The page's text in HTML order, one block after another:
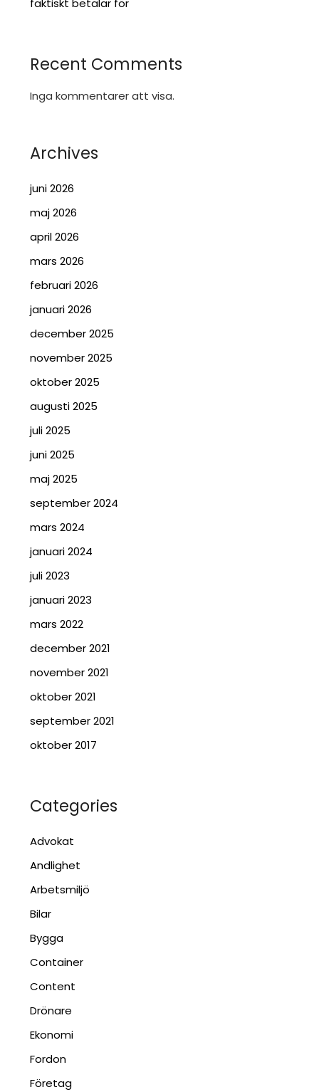
faktiskt betalar för
Recent Comments
Inga kommentarer att visa.
Archives
juni 2026
maj 2026
april 2026
mars 2026
februari 2026
januari 2026
december 2025
november 2025
oktober 2025
augusti 2025
juli 2025
juni 2025
maj 2025
september 2024
mars 2024
januari 2024
juli 2023
januari 2023
mars 2022
december 2021
november 2021
oktober 2021
september 2021
oktober 2017
Categories
Advokat
Andlighet
Arbetsmiljö
Bilar
Bygga
Container
Content
Drönare
Ekonomi
Fordon
Företag